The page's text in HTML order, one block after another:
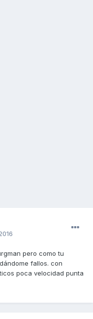
pero como tu
fallos. con
poca velocidad punta